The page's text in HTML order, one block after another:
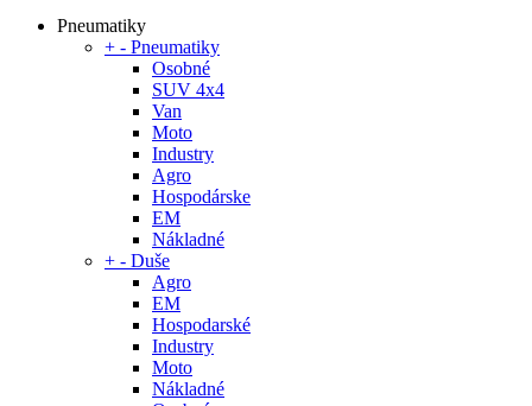
Pneumatiky
+ - Pneumatiky
Osobné
SUV 4x4
Van
Moto
Industry
Agro
Hospodárske
EM
Nákladné
+ - Duše
Agro
EM
Hospodarské
Industry
Moto
Nákladné